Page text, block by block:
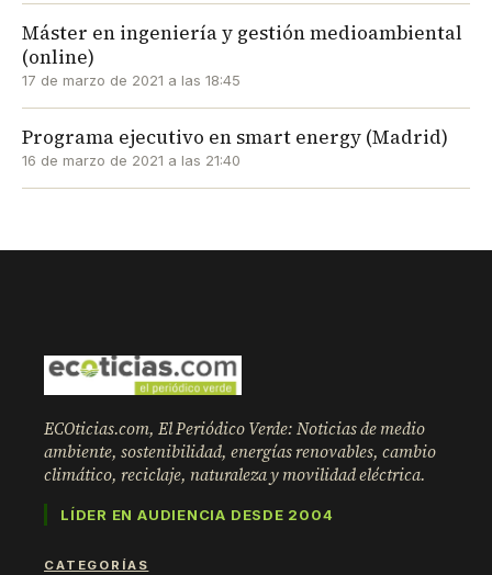
Máster en ingeniería y gestión medioambiental
(online)
17 de marzo de 2021 a las 18:45
Programa ejecutivo en smart energy (Madrid)
16 de marzo de 2021 a las 21:40
ECOticias.com, El Periódico Verde: Noticias de medio
ambiente, sostenibilidad, energías renovables, cambio
climático, reciclaje, naturaleza y movilidad eléctrica.
LÍDER EN AUDIENCIA DESDE 2004
CATEGORÍAS